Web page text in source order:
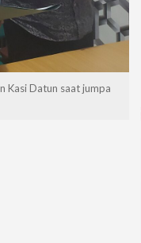
Kasi Datun saat jumpa